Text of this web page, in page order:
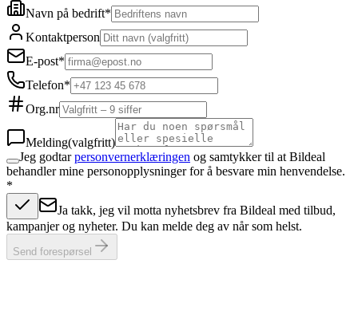
Navn på bedrift*
Kontaktperson
E-post*
Telefon*
Org.nr
Melding(valgfritt)
Jeg godtar personvernerklæringen og samtykker til at Bildeal
behandler mine personopplysninger for å besvare min henvendelse.
*
Ja takk, jeg vil motta nyhetsbrev fra Bildeal med tilbud,
kampanjer og nyheter. Du kan melde deg av når som helst.
Send forespørsel